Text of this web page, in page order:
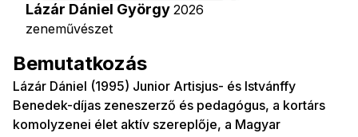
Lázár Dániel György 2026
zeneművészet
Bemutatkozás
Lázár Dániel (1995) Junior Artisjus- és Istvánffy
Benedek-díjas zeneszerző és pedagógus, a kortárs
komolyzenei élet aktív szereplője, a Magyar